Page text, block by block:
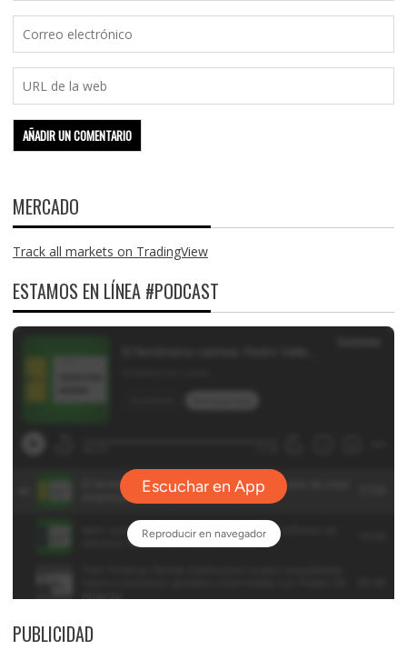
MERCADO
Track all markets on TradingView
ESTAMOS EN LÍNEA #PODCAST
PUBLICIDAD